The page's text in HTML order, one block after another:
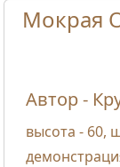
Мокрая
Автор -
высота - 60,